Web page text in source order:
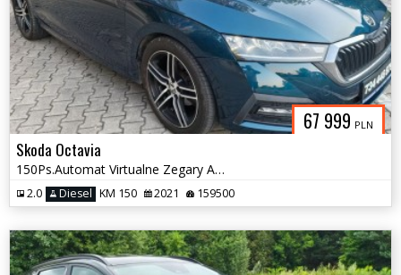
67 999 PLN
Skoda Octavia
150Ps.Automat Virtualne Zegary Ambiente Grzana Kierownica Serwis 2021
2.0 Diesel KM 150 2021 159500